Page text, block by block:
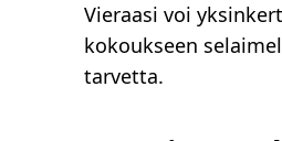
Vieraasi voi
kokoukseen
tarvetta.